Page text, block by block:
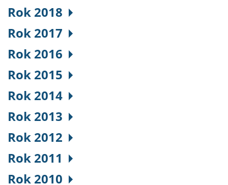
Rok 2018
Rok 2017
Rok 2016
Rok 2015
Rok 2014
Rok 2013
Rok 2012
Rok 2011
Rok 2010